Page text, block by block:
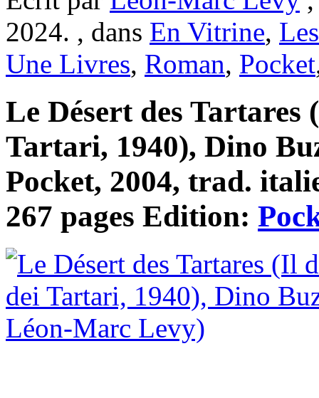
2024. , dans En Vitrine,
Une Livres, Roman, Pocket
Le Désert des Tartares
Tartari, 1940), Dino
Pocket, 2004, trad.
267 pages Edition: